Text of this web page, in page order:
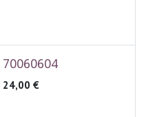
70060604
24,00 €